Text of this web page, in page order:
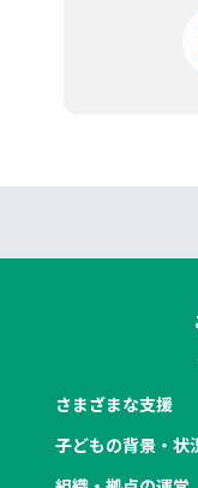
さまざまな支援
子どもの背景・状